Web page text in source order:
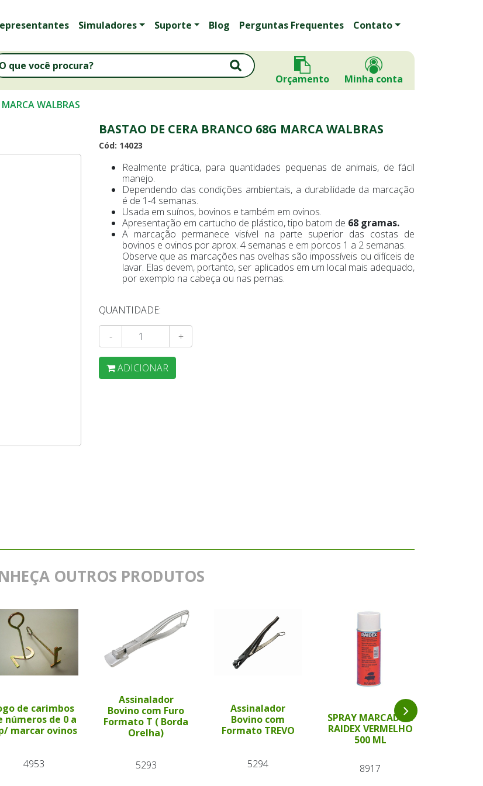
Simuladores Suporte Blog Perguntas Frequentes Contato
Orçamento Minha conta
WALBRAS
BASTAO DE CERA BRANCO 68G MARCA WALBRAS
Cód: 14023
Realmente prática, para quantidades pequenas de animais, de fácil
manejo.
Dependendo das condições ambientais, a durabilidade da marcação
é de 1-4 semanas.
Usada em suínos, bovinos e também em ovinos.
Apresentação em cartucho de plástico, tipo batom de 68 gramas.
A marcação permanece visível na parte superior das costas de
bovinos e ovinos por aprox. 4 semanas e em porcos 1 a 2 semanas.
Observe que as marcações nas ovelhas são impossíveis ou difíceis de
lavar. Elas devem, portanto, ser aplicados em um local mais adequado,
por exemplo na cabeça ou nas pernas.
QUANTIDADE:
- +
ADICIONAR
OUTROS PRODUTOS
de carimbos
números de 0 a
marcar ovinos
4953
Assinalador
Bovino com Furo
Formato T ( Borda
Orelha)
5293
Assinalador
Bovino com
Formato TREVO
5294
SPRAY MARCADOR
RAIDEX VERMELHO
500 ML
8917